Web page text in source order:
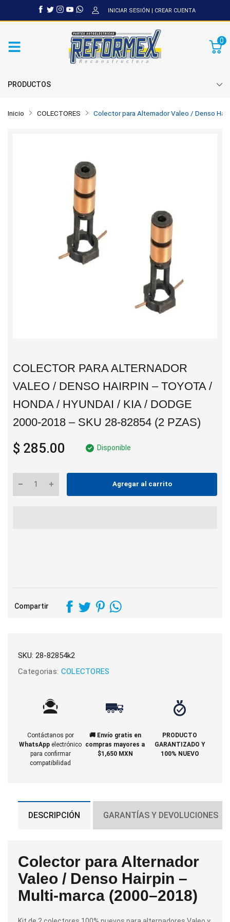
INICIAR SESIÓN | CREAR CUENTA
0
PRODUCTOS
Inicio COLECTORES Colector para Alternador Valeo / Denso
COLECTOR PARA ALTERNADOR
VALEO / DENSO HAIRPIN – TOYOTA /
HONDA / HYUNDAI / KIA / DODGE
2000-2018 – SKU 28-82854 (2 PZAS)
$ 285.00 Disponible
Agregar al carrito
Compartir
SKU: 28-82854k2
Categorias: COLECTORES
Contáctanos por
WhatsApp electrónico
para confirmar
compatibilidad
🚚 Envío gratis en
compras mayores a
$1,650 MXN
PRODUCTO
GARANTIZADO Y
100% NUEVO
DESCRIPCIÓN GARANTÍAS Y DEVOLUCIONES
Colector para Alternador
Valeo / Denso Hairpin –
Multi-marca (2000–2018)